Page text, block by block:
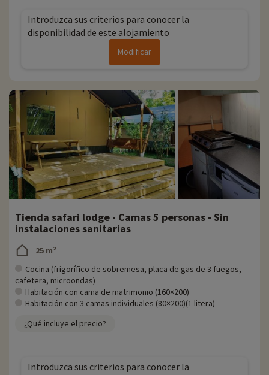
Introduzca sus criterios para conocer la
disponibilidad de este alojamiento
Modificar
Tienda safari lodge - Camas 5 personas - Sin
instalaciones sanitarias
25 m²
Cocina (frigorífico de sobremesa, placa de gas de 3 fuegos,
cafetera, microondas)
Habitación con cama de matrimonio (160×200)
Habitación con 3 camas individuales (80×200)(1 litera)
¿Qué incluye el precio?
Introduzca sus criterios para conocer la